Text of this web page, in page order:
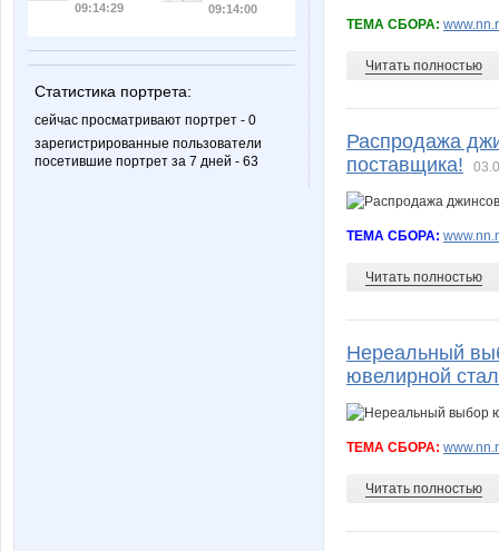
09:14:29
09:14:00
Статистика портрета:
сейчас просматривают портрет - 0
зарегистрированные пользователи
посетившие портрет за 7 дней - 63
ТЕМА СБОРА:
Читать полностью
Распродажа
поставщика!
ТЕМА СБОРА:
Читать полностью
Нереальный
ювелирной
ТЕМА СБОРА:
Читать полностью